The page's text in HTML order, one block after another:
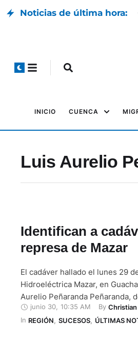
Noticias de última hora:
INICIO CUENCA
Luis Aurelio
Identifican a
represa de Mazar
El cadáver hallado el lunes 29
Hidroeléctrica Mazar, en
Aurelio Peñaranda Peñaranda,
desaparecido desde el 19 de
limpieza y mantenimiento en el
junio 30 10:35 AM By
In REGIÓN, SUCESOS, ÚLTIMAS